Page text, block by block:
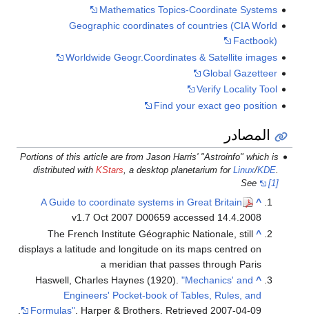
Mathematics Topics-Coordinate Systems
Geographic coordinates of countries (CIA World
Factbook)
Worldwide Geogr.Coordinates & Satellite images
Global Gazetteer
Verify Locality Tool
Find your exact geo position
المصادر
Portions of this article are from Jason Harris' "Astroinfo" which is
distributed with KStars, a desktop planetarium for Linux/KDE.
See
[1]
^
A Guide to coordinate systems in Great Britain
v1.7 Oct 2007 D00659 accessed 14.4.2008
^
The French Institute Géographic Nationale, still
displays a latitude and longitude on its maps centred on
a meridian that passes through Paris
^
Haswell, Charles Haynes (1920)."Mechanics' and
Engineers' Pocket-book of Tables, Rules, and
Formulas" . Harper & Brothers . Retrieved 2007-04-09